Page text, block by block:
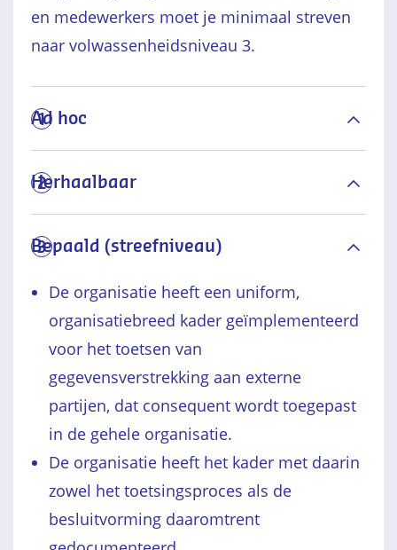
en medewerkers moet je minimaal streven
naar volwassenheidsniveau 3.
1
Ad hoc
2
Herhaalbaar
3
Bepaald (streefniveau)
De organisatie heeft een uniform,
organisatiebreed kader geïmplementeerd
voor het toetsen van
gegevensverstrekking aan externe
partijen, dat consequent wordt toegepast
in de gehele organisatie.
De organisatie heeft het kader met daarin
zowel het toetsingsproces als de
besluitvorming daaromtrent